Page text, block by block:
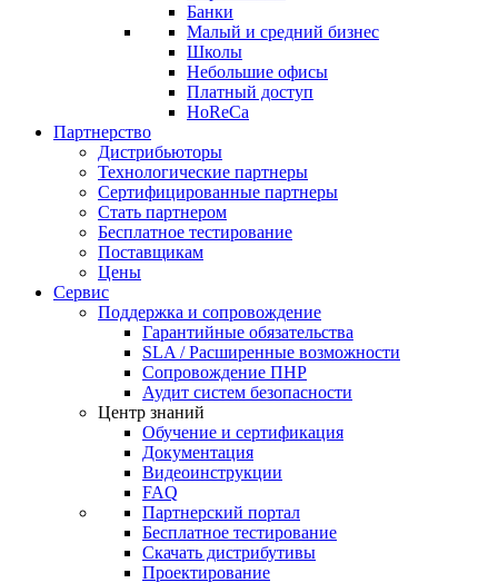
Банки
Малый и средний бизнес
Школы
Небольшие офисы
Платный доступ
HoReCa
Партнерство
Дистрибьюторы
Технологические партнеры
Сертифицированные партнеры
Стать партнером
Бесплатное тестирование
Поставщикам
Цены
Сервис
Поддержка и сопровождение
Гарантийные обязательства
SLA / Расширенные возможности
Сопровождение ПНР
Аудит систем безопасности
Центр знаний
Обучение и сертификация
Документация
Видеоинструкции
FAQ
Партнерский портал
Бесплатное тестирование
Скачать дистрибутивы
Проектирование